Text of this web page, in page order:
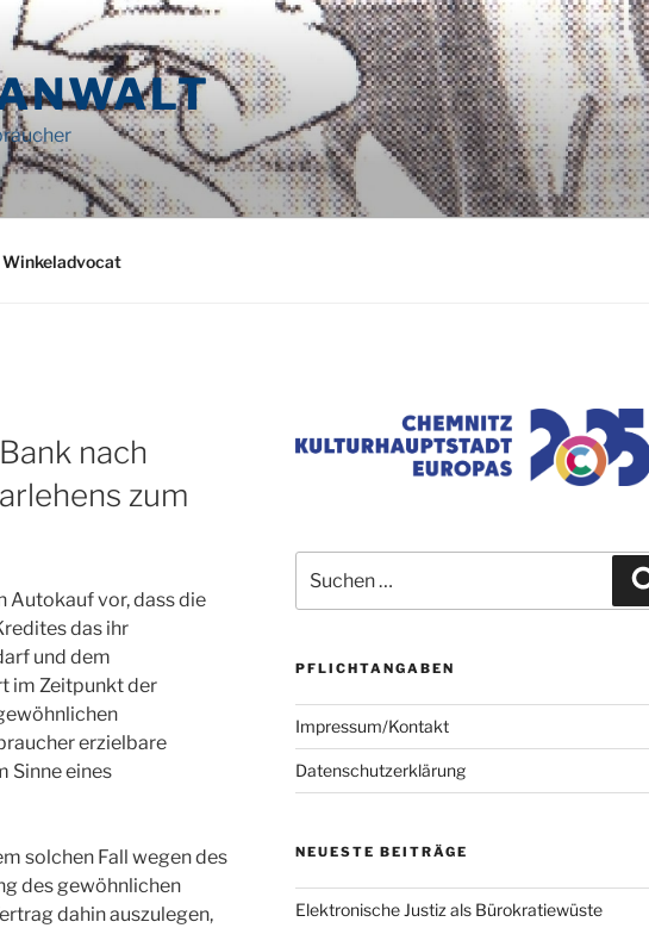
Winkeladvocat
nach
zum
Autokauf vor, dass die
das ihr
und dem
im Zeitpunkt der
erzielbare
Sinne eines
solchen Fall wegen des
des gewöhnlichen
dahin auszulegen,
nach:
PFLICHTANGABEN
Impressum/Kontakt
Datenschutzerklärung
NEUESTE BEITRÄGE
Elektronische Justiz als Bürokratiewüste